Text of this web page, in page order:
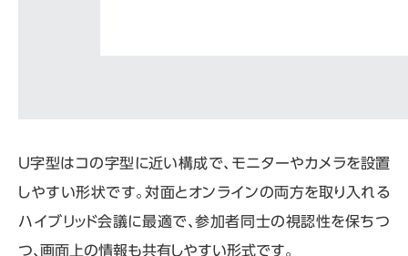
U字型はコの字型に近い構成で、モニターやカメラを設置
しやすい形状です。対面とオンラインの両方を取り入れる
ハイブリッド会議に最適で、参加者同士の視認性を保ちつ
つ、画面上の情報も共有しやすい形式です。